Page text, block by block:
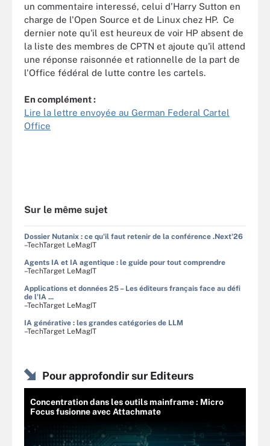
un commentaire interessé, celui d'Harry Sutton en
charge de l'Open Source et de Linux chez HP. Ce
dernier note qu'il est heureux de voir HP absent de
la liste des membres de CPTN et ajoute qu'il attend
une réponse raisonnée et rationnelle de la part de
l'Office fédéral de lutte contre les cartels.
En complément :
Lire la lettre envoyée au German Federal Cartel
Office
Sur le même sujet
Dossier Nutanix : ce qu'il faut retenir de la conférence .Next'26
–TechTarget LeMagIT
Agents IA et IA agentique : le guide pour tout comprendre
–TechTarget LeMagIT
Applications et données 25 – Les éditeurs français face au défi
de l'IA ...
–TechTarget LeMagIT
IA générative : les grandes catégories de LLM
–TechTarget LeMagIT
Pour approfondir sur Editeurs
Concentration dans les outils mainframe : Micro
Focus fusionne avec Attachmate